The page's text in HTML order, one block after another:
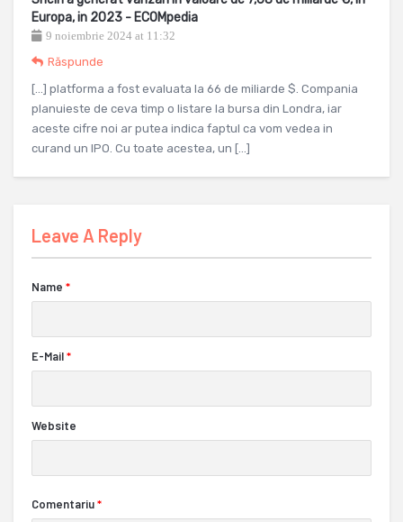
Europa, in 2023 - ECOMpedia
9 noiembrie 2024 at 11:32
Răspunde
[…] platforma a fost evaluata la 66 de miliarde $. Compania
planuieste de ceva timp o listare la bursa din Londra, iar
aceste cifre noi ar putea indica faptul ca vom vedea in
curand un IPO. Cu toate acestea, un […]
Leave A Reply
Name *
E-Mail*
Website
Comentariu*